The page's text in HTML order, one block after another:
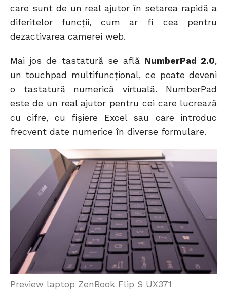
care sunt de un real ajutor în setarea rapidă a
diferitelor funcții, cum ar fi cea pentru
dezactivarea camerei web.
Mai jos de tastatură se află NumberPad 2.0,
un touchpad multifuncțional, ce poate deveni
o tastatură numerică virtuală. NumberPad
este de un real ajutor pentru cei care lucrează
cu cifre, cu fișiere Excel sau care introduc
frecvent date numerice în diverse formulare.
Preview laptop ZenBook Flip S UX371